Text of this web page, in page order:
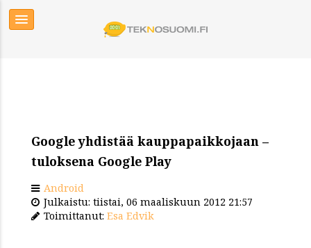
Google yhdistää kauppapaikkojaan –
tuloksena Google Play
Android
Julkaistu: tiistai, 06 maaliskuun 2012 21:57
Toimittanut: Esa Edvik